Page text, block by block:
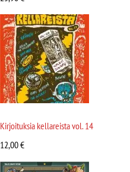
Kirjoituksia kellareista vol. 14
12,00€